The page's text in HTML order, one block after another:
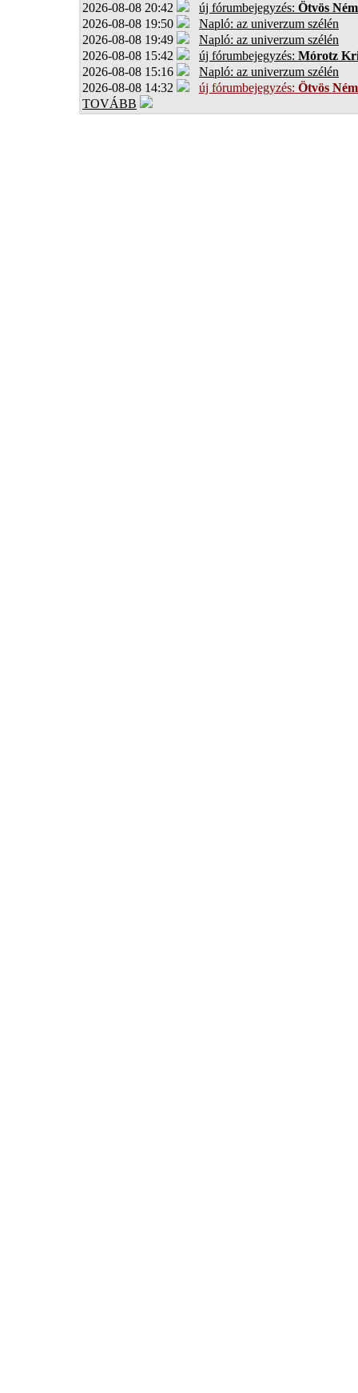
2026-08-08 20:42 új fórumbejegyzés: Ötvös
2026-08-08 19:50
Napló: az univerzum szélén
2026-08-08 19:49
Napló: az univerzum szélén
2026-08-08 15:42
új fórumbejegyzés: Mórotz
2026-08-08 15:16
Napló: az univerzum szélén
2026-08-08 14:32
új fórumbejegyzés: Ötvös
TOVÁBB